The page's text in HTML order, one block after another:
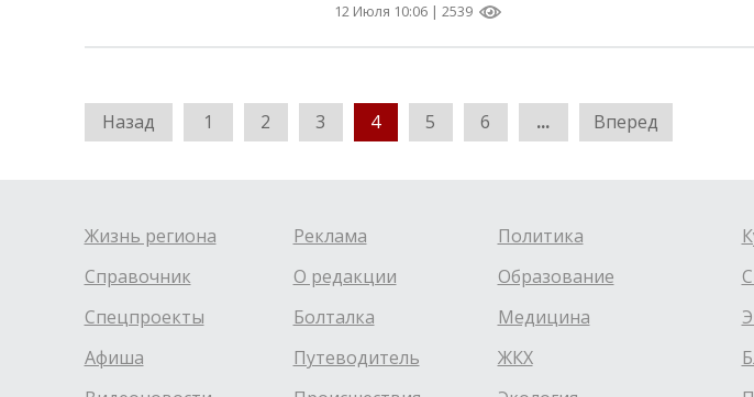
12 Июля 10:06 | 2539
Назад 1 2 3 4 5 6 ... Вперед
Жизнь региона
Справочник
Спецпроекты
Афиша
Реклама
О редакции
Болталка
Путеводитель
Политика
Образование
Медицина
ЖКХ